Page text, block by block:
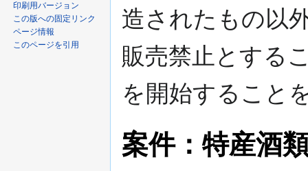
造されたもの以
販売禁止とする
を開始すること
案件：特産酒
印刷用バージョン
この版への固定リンク
ページ情報
このページを引用